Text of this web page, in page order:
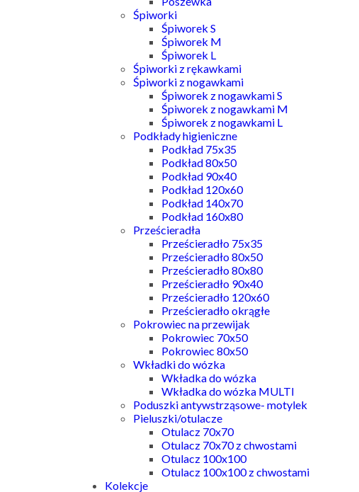
Śpiworki
Śpiworek S
Śpiworek M
Śpiworek L
Śpiworki z rękawkami
Śpiworki z nogawkami
Śpiworek z nogawkami S
Śpiworek z nogawkami M
Śpiworek z nogawkami L
Podkłady higieniczne
Podkład 75x35
Podkład 80x50
Podkład 90x40
Podkład 120x60
Podkład 140x70
Podkład 160x80
Prześcieradła
Prześcieradło 75x35
Prześcieradło 80x50
Prześcieradło 80x80
Prześcieradło 90x40
Prześcieradło 120x60
Prześcieradło okrągłe
Pokrowiec na przewijak
Pokrowiec 70x50
Pokrowiec 80x50
Wkładki do wózka
Wkładka do wózka
Wkładka do wózka MULTI
Poduszki antywstrząsowe- motylek
Pieluszki/otulacze
Otulacz 70x70
Otulacz 70x70 z chwostami
Otulacz 100x100
Otulacz 100x100 z chwostami
Kolekcje